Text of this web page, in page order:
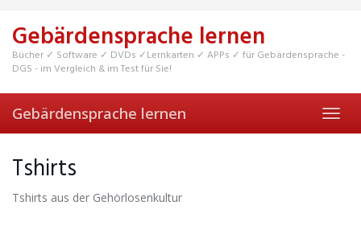
main
content
Gebärdensprache lernen
Bücher ✓ Software ✓ DVDs ✓Lernkarten ✓ APPs ✓ für Gebärdensprache -
DGS - im Vergleich & im Test für Sie!
Gebärdensprache lernen
Tshirts
Tshirts aus der Gehörlosenkultur